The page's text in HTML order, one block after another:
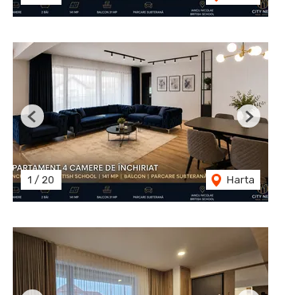
1 / 20 Harta
Previous Next